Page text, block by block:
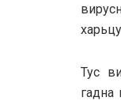
Тус
гадна